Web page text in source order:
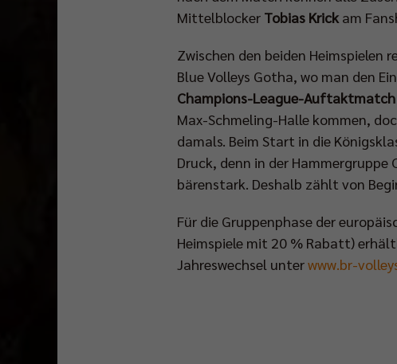
Mittelblocker Tobias Krick am
Zwischen den beiden Heimspielen
Blue Volleys Gotha, wo man den
Champions-League-Auftaktmatch
Max-Schmeling-Halle kommen,
damals. Beim Start in die
Druck, denn in der Hammergruppe
bärenstark. Deshalb zählt von
Für die Gruppenphase der
Heimspiele mit 20 % Rabatt)
Jahreswechsel unterwww.br-